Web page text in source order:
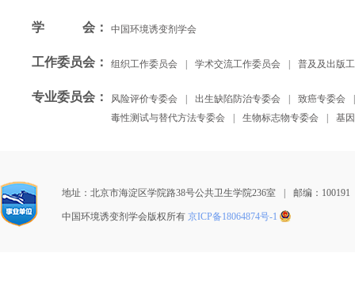
学会 ： 中国环境诱变剂学会
工作委员会 ： 组织工作委员会 学术交流工作委员会 普及及出版
专业委员会 ： 风险评价专委会 出生缺陷防治专委会 致癌专委会
毒性测试与替代方法专委会
生物标志物专委会 基
地址：北京市海淀区学院路38号公共卫生学院236室 邮编：100191
中国环境诱变剂学会版权所有 京ICP备18064874号-1